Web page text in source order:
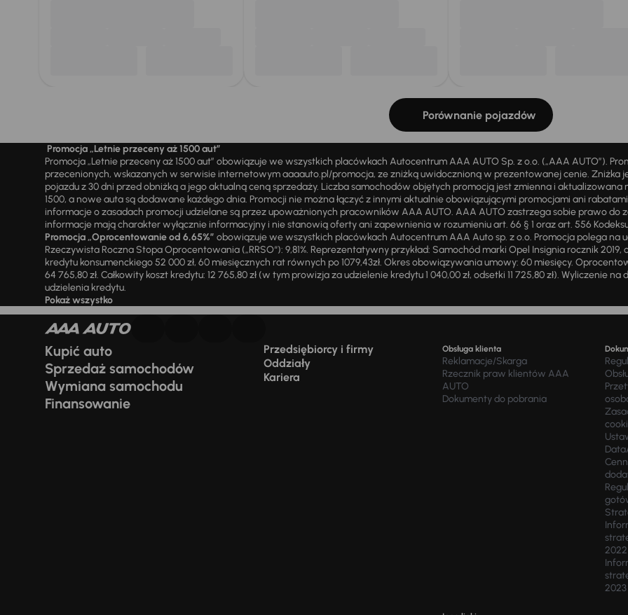
Porównanie pojazdów
Promocja „Letnie przeceny aż 1500 aut”
Promocja „Letnie przeceny aż 1500 aut” obowiązuje we wszystkich placówkach Autocentrum AAA AUTO Sp. z o.o. („AAA AUTO”).
przecenionych, wskazanych w serwisie internetowym aaaauto.pl/promocja, ze zniżką uwidocznioną w prezentowanej cenie. Zniżka
pojazdu z 30 dni przed obniżką a jego aktualną ceną sprzedaży. Liczba samochodów objętych promocją jest zmienna i
1500, a nowe auta są dodawane każdego dnia. Promocji nie można łączyć z innymi aktualnie obowiązującymi promocjami ani
informacje o zasadach promocji udzielane są przez upoważnionych pracowników AAA AUTO. AAA AUTO zastrzega sobie prawo
informacje mają charakter wyłącznie informacyjny i nie stanowią oferty ani zapewnienia w rozumieniu art. 66 § 1 oraz art. 556
Promocja „Oprocentowanie od 6,65%” obowiązuje we wszystkich placówkach Autocentrum AAA Auto sp. z o.o. Promocja polega na
Rzeczywista Roczna Stopa Oprocentowania („RRSO“): 9,81%. Reprezentatywny przykład: Samochód marki Opel Insignia rocznik 2019,
kredytu konsumenckiego 52 000 zł, 60 miesięcznych rat równych po 1079,43zł. Okres obowiązywania umowy: 60 miesięcy.
64 765,80 zł. Całkowity koszt kredytu: 12 765,80 zł (w tym prowizja za udzielenie kredytu 1 040,00 zł, odsetki 11 725,80 zł). Wyliczenie
udzielenia kredytu.
Pokaż wszystko
Kupić auto
Sprzedaż samochodów
Wymiana samochodu
Finansowanie
Przedsiębiorcy i firmy
Oddziały
Kariera
Obsługa klienta
Reklamacje/Skarga
Rzecznik praw klientów AAA
AUTO
Dokumenty do pobrania
2022
2023